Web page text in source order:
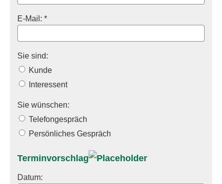
E-Mail: *
Sie sind:
Kunde
Interessent
Sie wünschen:
Telefongespräch
Persönliches Gespräch
Terminvorschlag
Datum: